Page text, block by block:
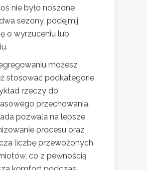
nie było noszone
sezony, podejmij
o wyrzuceniu lub
możesz
stosować podkategorie,
rzeczy do
przechowania.
pozwala na lepsze
procesu oraz
liczbę przewożonych
co z pewnością